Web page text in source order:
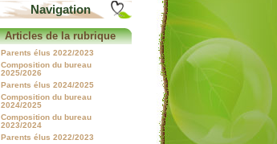
Navigation
Articles de la rubrique
Parents élus 2022/2023
Composition du bureau
2025/2026
Parents élus 2024/2025
Composition du bureau
2024/2025
Composition du bureau
2023/2024
Parents élus 2022/2023